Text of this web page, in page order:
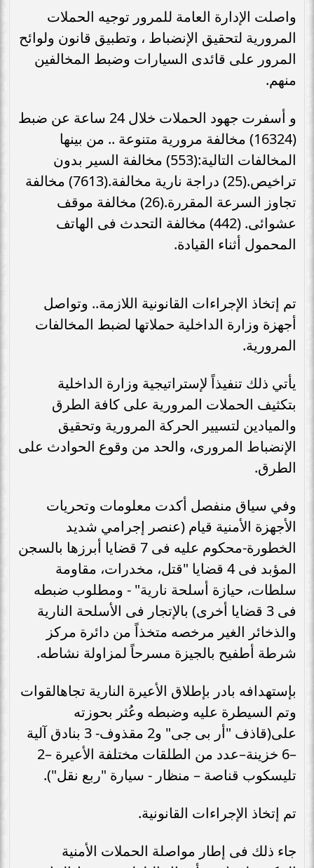
واصلت الإدارة العامة للمرور توجيه الحملات
المرورية لتحقيق الإنضباط ، وتطبيق قانون ولوائح
المرور على قائدى السيارات وضبط المخالفين
منهم.
و أسفرت جهود الحملات خلال 24 ساعة عن ضبط
(16324) مخالفة مرورية متنوعة .. من بينها
المخالفات التالية:(553) مخالفة السير بدون
تراخيص.(25) دراجة نارية مخالفة.(7613) مخالفة
تجاوز السرعة المقررة.(26) مخالفة موقف
عشوائى. (442) مخالفة التحدث فى الهاتف
المحمول أثناء القيادة.
تم إتخاذ الإجراءات القانونية اللازمة.. وتواصل
أجهزة وزارة الداخلية حملاتها لضبط المخالفات
المرورية.
يأتي ذلك تنفيذاً لإستراتيجية وزارة الداخلية
بتكثيف الحملات المرورية على كافة الطرق
والميادين لتسيير الحركة المرورية وتحقيق
الإنضباط المرورى، والحد من وقوع الحوادث على
الطرق.
وفي سياق منفصل أكدت معلومات وتحريات
الأجهزة الأمنية قيام (عنصر إجرامي شديد
الخطورة‎-‎محكوم عليه فى 7 قضايا ‏أبرزها بالسجن
المؤبد فى 4 قضايا "قتل، مخدرات، مقاومة
سلطات، حيازة أسلحة نارية" - ومطلوب ضبطه
‏فى 3 قضايا أخرى) بالإتجار فى الأسلحة النارية
والذخائر الغير مرخصه متخذاً من دائرة مركز
شرطة أطفيح ‏بالجيزة مسرحاً لمزاولة نشاطه.‏
بإستهدافه بادر بإطلاق الأعيرة النارية تجاهالقوات
وتم السيطرة عليه وضبطه ‏وعُثر بحوزته
على(قاذف "أر بى جى" و2 مقذوف- 3 بنادق آلية
–6 خزينة–‏عدد من الطلقات مختلفة الأعيرة –2
تليسكوب قناصة – منظار - سيارة "ربع ‏نقل").‏
تم إتخاذ الإجراءات القانونية.‏
جاء ذلك فى إطار مواصلة الحملات الأمنية